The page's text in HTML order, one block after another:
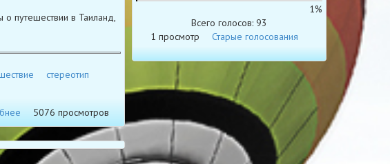
о путешествии в Таиланд,
стереотип
5076 просмотров
1%
Всего голосов: 93
1 просмотр
Старые голосования